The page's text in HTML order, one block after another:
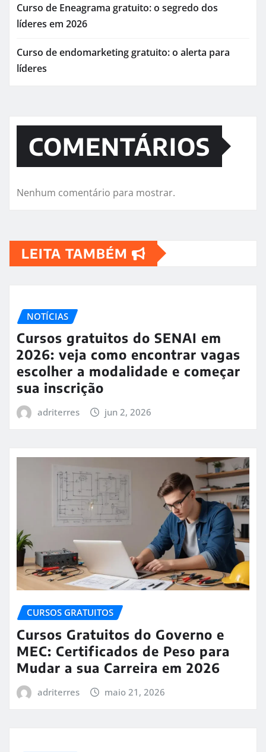
Curso de Eneagrama gratuito: o segredo dos
líderes em 2026
Curso de endomarketing gratuito: o alerta para
líderes
COMENTÁRIOS
Nenhum comentário para mostrar.
LEITA TAMBÉM
NOTÍCIAS
Cursos gratuitos do SENAI em
2026: veja como encontrar vagas
escolher a modalidade e começar
sua inscrição
adriterres jun 2, 2026
CURSOS GRATUITOS
Cursos Gratuitos do Governo e
MEC: Certificados de Peso para
Mudar a sua Carreira em 2026
adriterres maio 21, 2026